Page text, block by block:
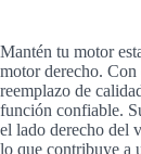
Mantén tu motor
motor derecho.
reemplazo de
función confiable.
el lado derecho del
lo que contribuye a